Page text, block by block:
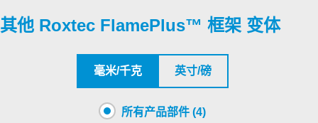
Roxtec International AB
其他 Roxtec FlamePlus™ 框架 变体
毫米/千克 英寸/磅
所有产品部件 (4)